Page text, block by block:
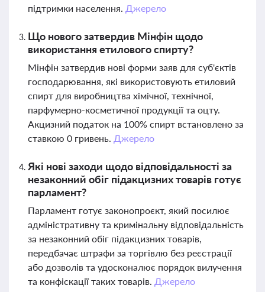
підтримки населення. Джерело
Що нового затвердив Мінфін щодо
використання етилового спирту?
Мінфін затвердив нові форми заяв для суб'єктів
господарювання, які використовують етиловий
спирт для виробництва хімічної, технічної,
парфумерно-косметичної продукції та оцту.
Акцизний податок на 100% спирт встановлено за
ставкою 0 гривень. Джерело
Які нові заходи щодо відповідальності за
незаконний обіг підакцизних товарів готує
парламент?
Парламент готує законопроєкт, який посилює
адміністративну та кримінальну відповідальність
за незаконний обіг підакцизних товарів,
передбачає штрафи за торгівлю без реєстрації
або дозволів та удосконалює порядок вилучення
та конфіскації таких товарів. Джерело